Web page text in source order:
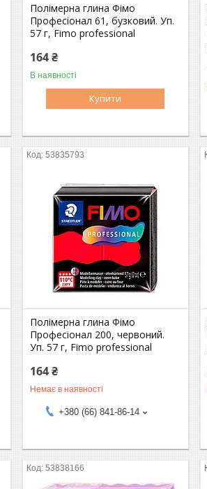
Полімерна глина Фімо
Професіонал 61, бузковий. Уп.
57 г, Fimo professional
164 ₴
В наявності
Купити
53835793
Полімерна глина Фімо
Професіонал 200, червоний.
Уп. 57 г, Fimo professional
164 ₴
Немає в наявності
+380 (66) 841-86-14
53838166